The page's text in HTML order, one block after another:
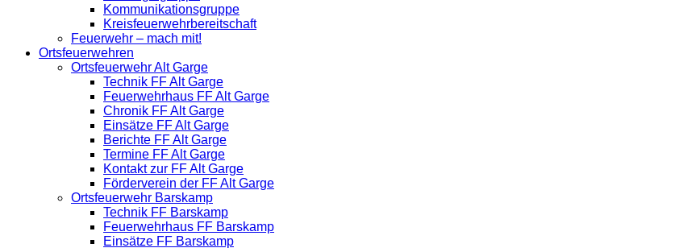
Kommunikationsgruppe
Kreisfeuerwehrbereitschaft
Feuerwehr – mach mit!
Ortsfeuerwehren
Ortsfeuerwehr Alt Garge
Technik FF Alt Garge
Feuerwehrhaus FF Alt Garge
Chronik FF Alt Garge
Einsätze FF Alt Garge
Berichte FF Alt Garge
Termine FF Alt Garge
Kontakt zur FF Alt Garge
Förderverein der FF Alt Garge
Ortsfeuerwehr Barskamp
Technik FF Barskamp
Feuerwehrhaus FF Barskamp
Einsätze FF Barskamp